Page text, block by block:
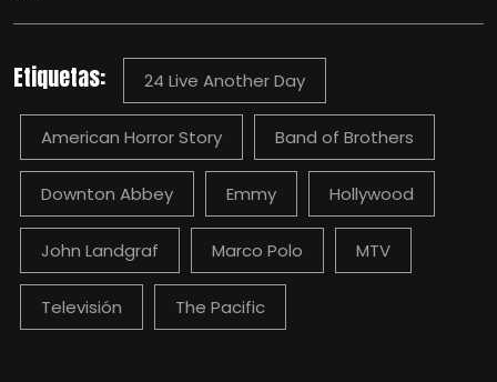
Etiquetas: 24 Live Another Day
American Horror Story Band of Brothers
Downton Abbey Emmy Hollywood
John Landgraf Marco Polo MTV
Televisión The Pacific